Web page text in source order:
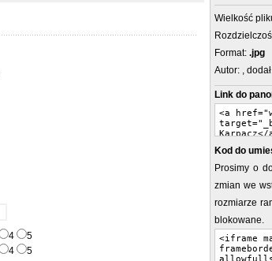
4
5
4 5
Wielkość
Format: .jpg
Autor: ,
Link do
Kod do
Prosimy o
zmian we
rozmiarze
blokowane.